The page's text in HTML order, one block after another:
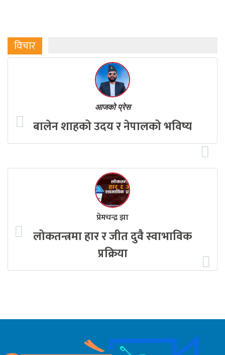
विचार
आजको प्रेस
बालेन शाहको उदय र नेपालको भविष्य
प्रेमचन्द्र झा
लोकतन्त्रमा हार र जीत दुवै स्वाभाविक
प्रक्रिया